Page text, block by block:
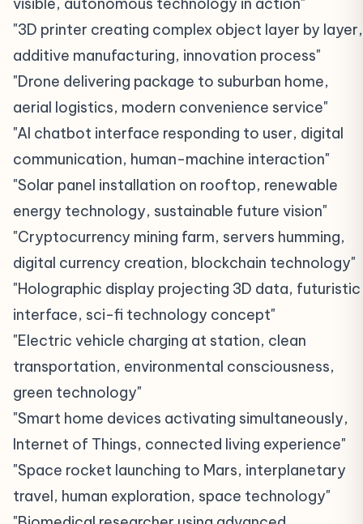
"3D printer creating complex object layer by layer,
additive manufacturing, innovation process"
"Drone delivering package to suburban home,
aerial logistics, modern convenience service"
"AI chatbot interface responding to user, digital
communication, human-machine interaction"
"Solar panel installation on rooftop, renewable
energy technology, sustainable future vision"
"Cryptocurrency mining farm, servers humming,
digital currency creation, blockchain technology"
"Holographic display projecting 3D data, futuristic
interface, sci-fi technology concept"
"Electric vehicle charging at station, clean
transportation, environmental consciousness,
green technology"
"Smart home devices activating simultaneously,
Internet of Things, connected living experience"
"Space rocket launching to Mars, interplanetary
travel, human exploration, space technology"